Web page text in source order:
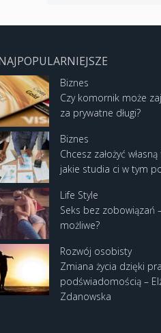
Biznes
Czy komornik może
za prywatne długi?
Biznes
Chcesz założyć
jakie studia ci w tym
Life Style
Seks bez zobowiązań
możliwe?
Rozwój osobisty
Zmiana życia dzięki
podświadomością –
Zdanowska